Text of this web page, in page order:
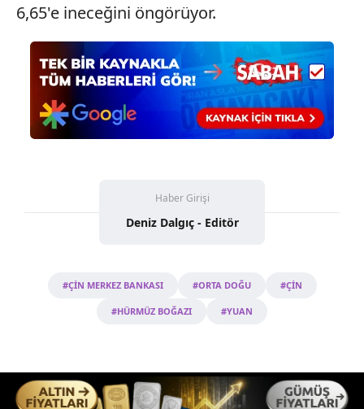
6,65'e ineceğini öngörüyor.
Haber Girişi
Deniz Dalgıç - Editör
#ÇİN MERKEZ BANKASI #ORTA DOĞU #ÇİN
#HÜRMÜZ BOĞAZI #YUAN